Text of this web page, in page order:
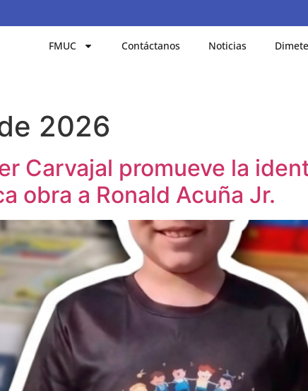
FMUC Contáctanos Noticias
2026
Carvajal promueve la
obra a Ronald Acuña Jr.